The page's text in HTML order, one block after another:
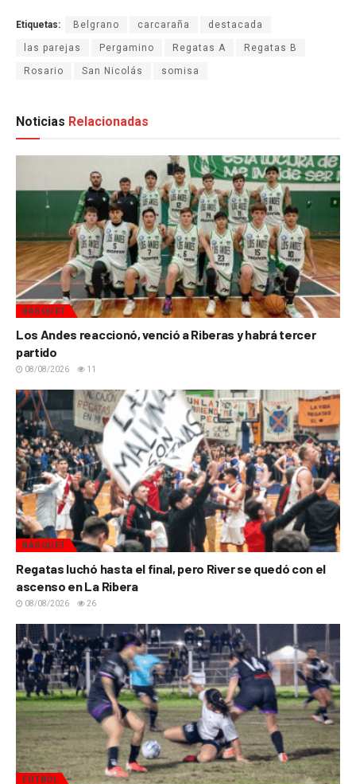
Etiquetas: Belgrano carcaraña destacada
las parejas Pergamino Regatas A Regatas B
Rosario San Nicolás somisa
Noticias Relacionadas
BÁSQUET
Los Andes reaccionó, venció a Riberas y habrá tercer
partido
08/08/2026 11
BÁSQUET
Regatas luchó hasta el final, pero River se quedó con el
ascenso en La Ribera
08/08/2026 26
FÚTBOL